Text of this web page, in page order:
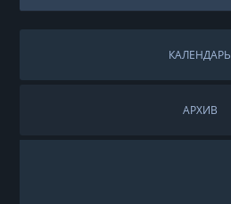
КАЛЕНДАРЬ
АРХИВ